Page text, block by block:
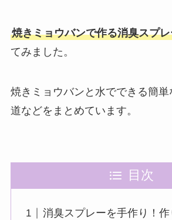
焼きミョウバンで作る消臭スプ
てみました。
焼きミョウバンと水でできる簡
道などをまとめています。
目次
消臭スプレーを手作り！作